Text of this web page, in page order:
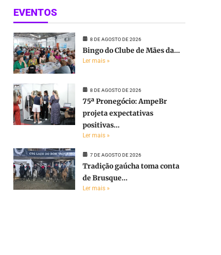
EVENTOS
8 DE AGOSTO DE 2026
Bingo do Clube de Mães da...
Ler mais »
8 DE AGOSTO DE 2026
75ª Pronegócio: AmpeBr
projeta expectativas
positivas...
Ler mais »
7 DE AGOSTO DE 2026
Tradição gaúcha toma conta
de Brusque...
Ler mais »